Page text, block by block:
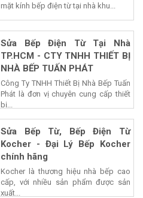
mặt kính bếp điện từ tại nhà khu...
Sửa Bếp Điện Từ Tại Nhà
TP.HCM - CTY TNHH THIẾT BỊ
NHÀ BẾP TUẤN PHÁT
Công Ty TNHH Thiết Bị Nhà Bếp Tuấn
Phát là đơn vị chuyên cung cấp thiết
bị...
Sửa Bếp Từ, Bếp Điện Từ
Kocher - Đại Lý Bếp Kocher
chính hãng
Kocher là thương hiệu nhà bếp cao
cấp, với nhiều sản phẩm được sản
xuất...